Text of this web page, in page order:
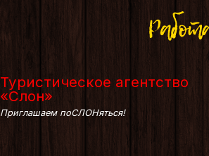
Туристическое агентство
«Слон»
Приглашаем поСЛОНяться!